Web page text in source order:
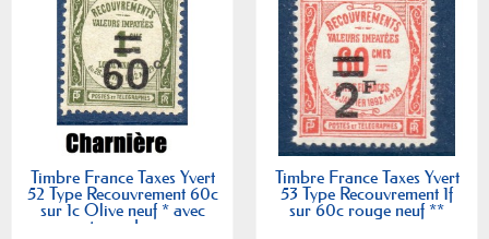
Timbre France Taxes Yvert
52 Type Recouvrement 60c
sur 1c Olive neuf * avec
trace de...
Timbre France Taxes Yvert
53 Type Recouvrement 1f
sur 60c rouge neuf **